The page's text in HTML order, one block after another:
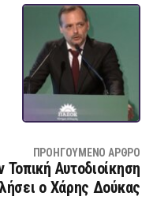
ΠΡΟΗΓΟΎΜΕΝΟ ΆΡΘΡΟ
Αυτοδιοίκηση
ο Χάρης Δούκας